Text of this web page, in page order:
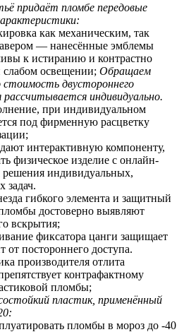
придаёт пломбе передовые
как механическим, так
— нанесённые эмблемы
к истиранию и контрастно
освещении; Обращаем
двустороннего
рассчитывается индивидуально.
при индивидуальном
под фирменную расцветку
интерактивную компоненту,
физическое изделие с онлайн-
решения индивидуальных,
задач.
гибкого элемента и защитный
достоверно выявляют
вскрытия;
фиксатора цанги защищает
постороннего доступа.
производителя отлита
контрафактному
пломбы;
пластик, применённый
пломбы в мороз до -40